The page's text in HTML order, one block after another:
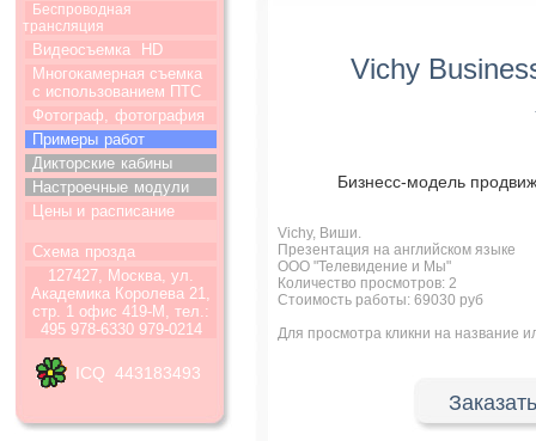
Беспроводная
трансляция
Видеосъемка
HD
Многокамерная съемка
с использованием ПТС
Фотограф, фотография
Примеры работ
Дикторские кабины
Настроечные модули
Цены и расписание
Схема прозда
127427, Москва, ул.
Академика Королева 21,
стр. 1 офис 419-М, тел.:
495 978-6330 979-0214
ICQ 443183493
Vichy
Бизнесс-модель
Vichy, Виши.
Презентация на английском языке
ООО "Телевидение и Мы"
Количество просмотров: 2
Стоимость работы: 69030 руб
Для просмотра кликни на название